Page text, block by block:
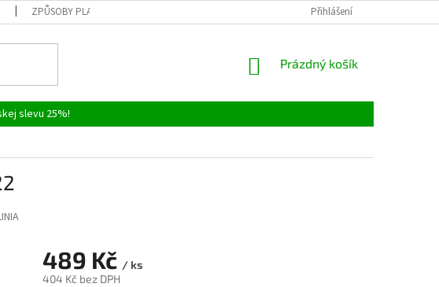
ZPŮSOBY PLATBY VELKOOBCHOD
Přihlášení
NÁKUPNÍ
Prázdný košík
slevu 25%!
489 Kč / ks
404 Kč bez DPH